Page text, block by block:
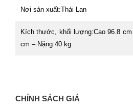
Nơi sản xuất:Thái Lan
Kích thước, khối lượng:Cao 96.8
cm – Nặng 40 kg
CHÍNH SÁCH GIÁ